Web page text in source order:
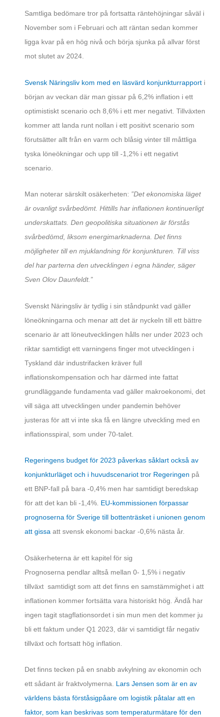
Samtliga bedömare tror på fortsatta räntehöjningar såväl i
November som i Februari och att räntan sedan kommer
ligga kvar på en hög nivå och börja sjunka på allvar först
mot slutet av 2024.
Svensk Näringsliv kom med en läsvärd konjunkturrapport i
början av veckan där man gissar på 6,2% inflation i ett
optimistiskt scenario och 8,6% i ett mer negativt. Tillväxten
kommer att landa runt nollan i ett positivt scenario som
förutsätter allt från en varm och blåsig vinter till måttliga
tyska löneökningar och upp till -1,2% i ett negativt
scenario.
Man noterar särskilt osäkerheten: ”Det ekonomiska läget
är ovanligt svårbedömt. Hittills har inflationen kontinuerligt
underskattats. Den geopolitiska situationen är förstås
svårbedömd, liksom energimarknaderna. Det finns
möjligheter till en mjuklandning för konjunkturen. Till viss
del har parterna den utvecklingen i egna händer, säger
Sven Olov Daunfeldt.”
Svenskt Näringsliv är tydlig i sin ståndpunkt vad gäller
löneökningarna och menar att det är nyckeln till ett bättre
scenario är att löneutvecklingen hålls ner under 2023 och
riktar samtidigt ett varningens finger mot utvecklingen i
Tyskland där industrifacken kräver full
inflationskompensation och har därmed inte fattat
grundläggande fundamenta vad gäller makroekonomi, det
vill säga att utvecklingen under pandemin behöver
justeras för att vi inte ska få en längre utveckling med en
inflationsspiral, som under 70-talet.
Regeringens budget för 2023 påverkas såklart också av
konjunkturläget och i huvudscenariot tror Regeringen på
ett BNP-fall på bara -0,4% men har samtidigt beredskap
för att det kan bli -1,4%. EU-kommissionen förpassar
prognoserna för Sverige till bottenträsket i unionen genom
att gissa att svensk ekonomi backar -0,6% nästa år.
Osäkerheterna är ett kapitel för sig
Prognoserna pendlar alltså mellan 0- 1,5% i negativ
tillväxt samtidigt som att det finns en samstämmighet i att
inflationen kommer fortsätta vara historiskt hög. Ändå har
ingen tagit stagflationsordet i sin mun men det kommer ju
bli ett faktum under Q1 2023, där vi samtidigt får negativ
tillväxt och fortsatt hög inflation.
Det finns tecken på en snabb avkylning av ekonomin och
ett sådant är fraktvolymerna. Lars Jensen som är en av
världens bästa förståsigpåare om logistik påtalar att en
faktor, som kan beskrivas som temperaturmätare för den